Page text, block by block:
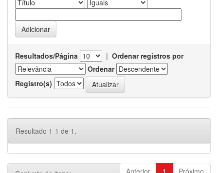
Resultados/Página | Ordenar registros por
Ordenar
Registro(s)
Resultado 1-1 de 1.
Anterior 1 Próximo